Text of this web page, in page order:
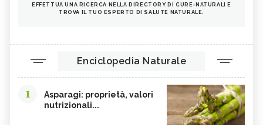
EFFETTUA UNA RICERCA NELLA DIRECTORY DI CURE-NATURALI E
TROVA IL TUO ESPERTO DI SALUTE NATURALE.
Enciclopedia Naturale
1
Asparagi: proprietà, valori
nutrizionali...